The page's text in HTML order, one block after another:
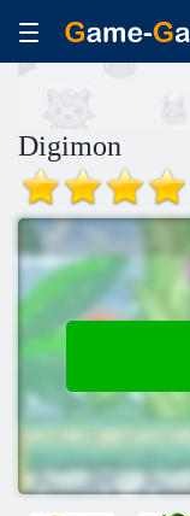
Digimon